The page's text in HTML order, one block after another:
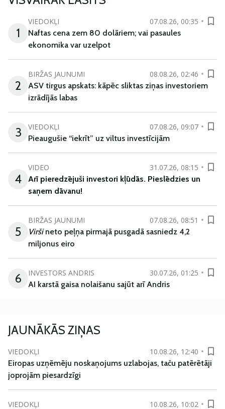
1
VIEDOKĻI
07.08.26, 00:35
Naftas cena zem 80 dolāriem; vai pasaules
ekonomika var uzelpot
2
BIRŽAS JAUNUMI
08.08.26, 02:46
ASV tirgus apskats: kāpēc sliktas ziņas investoriem
izrādījās labas
3 VIEDOKĻI
07.08.26, 09:07
Pieaugušie “iekrīt” uz viltus investīcijām
4
VIDEO
31.07.26, 08:15
Arī pieredzējuši investori kļūdās. Pieslēdzies un
saņem dāvanu!
5
BIRŽAS JAUNUMI
07.08.26, 08:51
Viršineto peļņa pirmajā pusgadā sasniedz 4,2
miljonus eiro
6 INVESTORS ANDRIS
30.07.26, 01:25
AI karstā gaisa nolaišanu sajūt arī Andris
JAUNĀKĀS ZIŅAS
VIEDOKĻI
10.08.26, 12:40
Eiropas uzņēmēju noskaņojums uzlabojas, taču patērētāji
joprojām piesardzīgi
VIEDOKĻI 10.08.26, 10:02